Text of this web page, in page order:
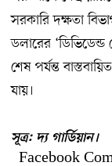
সরকারি দক্ষতা
ডলারের ‘ডিভিডেন্ড
শেষ পর্যন্ত
যায়।
সূত্র: দ্য গার্ডিয়ান।
Facebook